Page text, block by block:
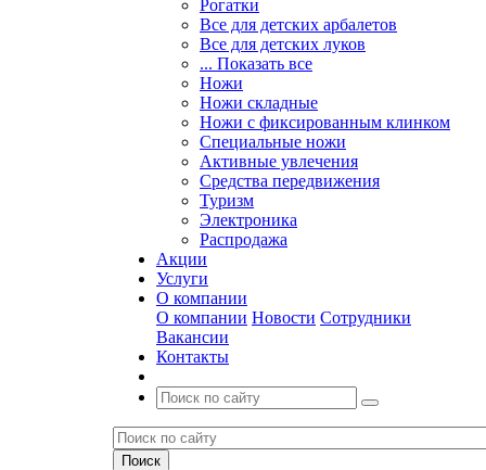
Рогатки
Все для детских арбалетов
Все для детских луков
... Показать все
Ножи
Ножи складные
Ножи с фиксированным клинком
Специальные ножи
Активные увлечения
Средства передвижения
Туризм
Электроника
Распродажа
Акции
Услуги
О компании
О компании Новости Сотрудники
Вакансии
Контакты